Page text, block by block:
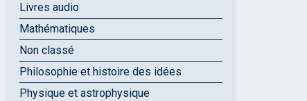
Livres audio
Mathématiques
Non classé
Philosophie et histoire des idées
Physique et astrophysique